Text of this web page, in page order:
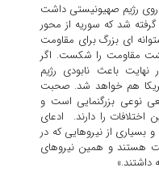
بر روی رژیم صهیونیستی داشت
شد که سوریه از محور
ای بزرگ برای مقاومت
مقاومت را شکست. اگر
باعث نابودی رژیم
هم خواهد شد. صحبت
نوعی بزرگنمایی است و
را دارند. ادعای
از نیروهایی که در
هستند و همین نیروهای